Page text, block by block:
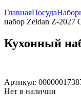
ГлавнаяПосуда
набор Zeidan Z-2027
Кухонный
Артикул:
Нет в наличии